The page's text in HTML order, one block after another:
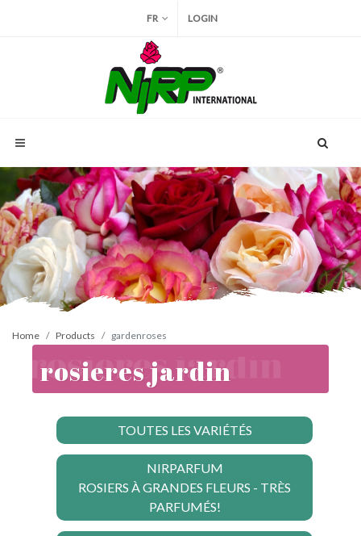
FR LOGIN
Home Products gardenroses
rosieres jardin
TOUTES LES VARIÉTÉS
NIRPARFUM
ROSIERS À GRANDES FLEURS - TRÈS
PARFUMÉS!